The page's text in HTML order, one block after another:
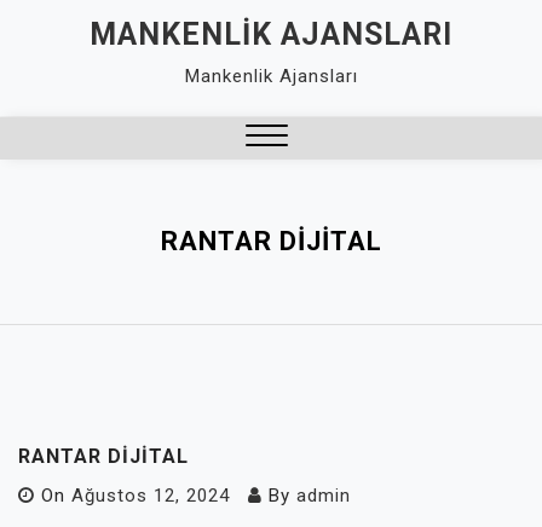
MANKENLIK AJANSLARI
Mankenlik Ajansları
RANTAR DIJITAL
RANTAR DIJITAL
On Ağustos 12, 2024 By admin